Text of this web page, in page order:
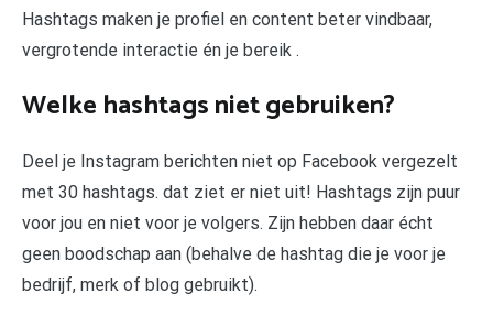
Hashtags maken je profiel en content beter vindbaar,
vergrotende interactie én je bereik .
Welke hashtags niet gebruiken?
Deel je Instagram berichten niet op Facebook vergezelt
met 30 hashtags. dat ziet er niet uit! Hashtags zijn puur
voor jou en niet voor je volgers. Zijn hebben daar écht
geen boodschap aan (behalve de hashtag die je voor je
bedrijf, merk of blog gebruikt).